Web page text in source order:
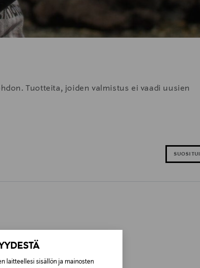
laitteellesi sisällön ja mainosten
Tuotteita, joiden valmistus ei vaadi uusien